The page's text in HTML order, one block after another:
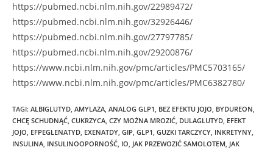
https://pubmed.ncbi.nlm.nih.gov/22989472/
https://pubmed.ncbi.nlm.nih.gov/32926446/
https://pubmed.ncbi.nlm.nih.gov/27797785/
https://pubmed.ncbi.nlm.nih.gov/29200876/
https://www.ncbi.nlm.nih.gov/pmc/articles/PMC5703165/
https://www.ncbi.nlm.nih.gov/pmc/articles/PMC6382780/
TAGI: ALBIGLUTYD, AMYLAZA, ANALOG GLP1, BEZ EFEKTU JOJO, BYDUREON,
CHCĘ SCHUDNĄĆ, CUKRZYCA, CZY MOŻNA MROZIĆ, DULAGLUTYD, EFEKT
JOJO, EFPEGLENATYD, EXENATDY, GIP, GLP1, GUZKI TARCZYCY, INKRETYNY,
INSULINA, INSULINOOPORNOŚĆ, IO, JAK PRZEWOZIĆ SAMOLOTEM, JAK